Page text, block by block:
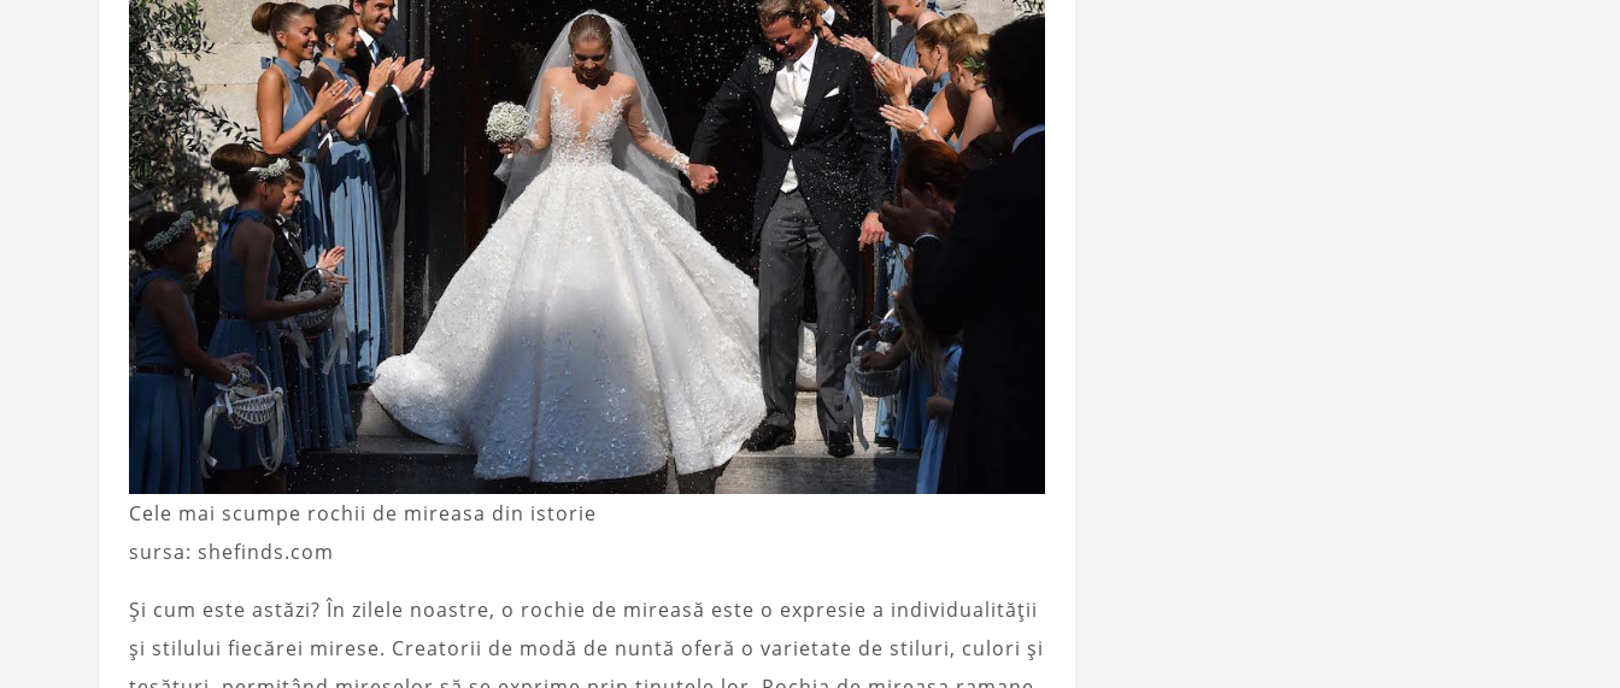
Cele mai scumpe rochii de mireasa din istorie
sursa: shefinds.com
Și cum este astăzi? În zilele noastre, o rochie de mireasă este o expresie a individualității
și stilului fiecărei mirese. Creatorii de modă de nuntă oferă o varietate de stiluri, culori și